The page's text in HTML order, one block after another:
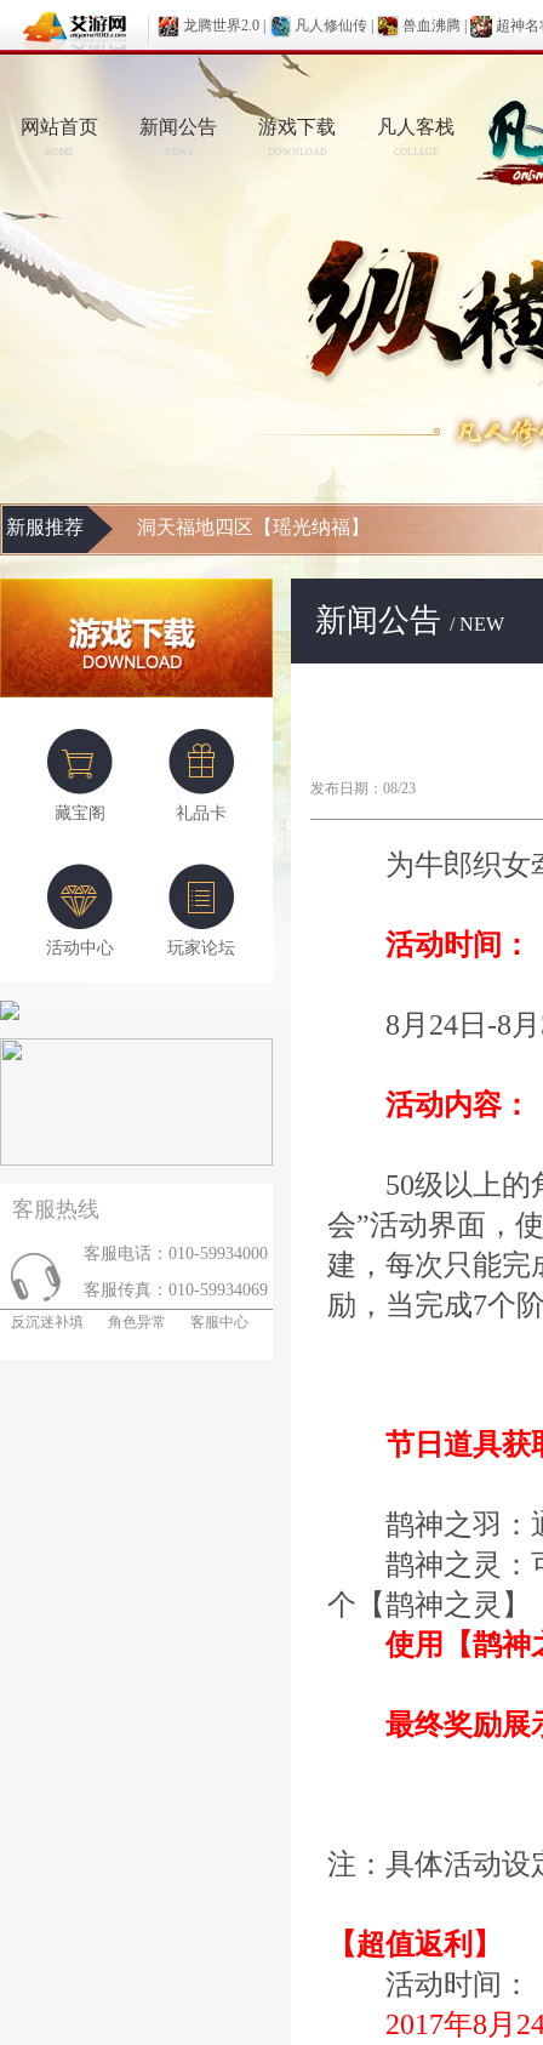
龙腾世界2.0 凡人修仙传 兽血沸腾 超神名
网站首页
HOME
新闻公告
NEWS
游戏下载
DOWNLOAD
凡人客栈
COLLEGE
新服推荐 洞天福地四区【瑶光纳福】
藏宝阁 礼品卡
活动中心 玩家论坛
客服热线
客服电话：010-59934000
客服传真：010-59934069
反沉迷补填 角色异常 客服中心
新闻公告 / NEW
发布日期：08/23
为牛郎织女牵
活动时间：
8月24日-8月
活动内容：
50级以上的角
会”活动界面，
建，每次只能完
励，当完成7个
节日道具获
鹊神之羽：通
鹊神之灵：可
个【鹊神之灵】
使用【鹊神
最终奖励展
注：具体活动设
【超值返利】
活动时间：
2017年8月